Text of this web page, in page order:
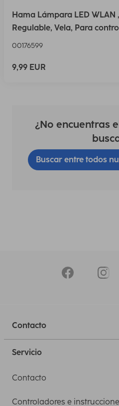
Hama Lámpara LED WLAN
Regulable, Vela, Para
00176599
9,99 EUR
¿No encuentras
Buscar entre todos
Contacto
Servicio
Contacto
Controladores e